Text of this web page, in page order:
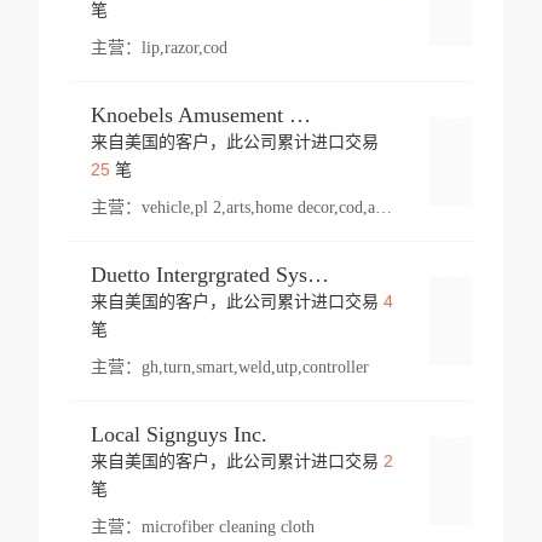
笔
主营： lip,razor,cod
Knoebels Amusement Resort
来自美国的客户，此公司累计进口交易
25笔
主营： vehicle,pl 2,arts,home decor,cod,amusement ride,sea
Duetto Intergrgrated Systems Inc.
来自美国的客户，此公司累计进口交易 4
笔
主营： gh,turn,smart,weld,utp,controller
Local Signguys Inc.
来自美国的客户，此公司累计进口交易 2
笔
主营： microfiber cleaning cloth